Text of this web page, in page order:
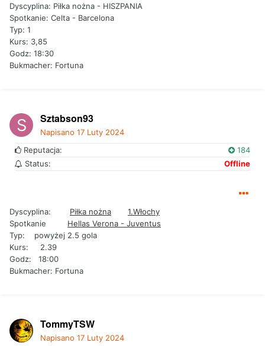
Dyscyplina: Piłka nożna - HISZPANIA
Spotkanie: Celta - Barcelona
Typ: 1
Kurs: 3,85
Godz: 18:30
Bukmacher: Fortuna
Sztabson93
Napisano 17 Luty 2024
Reputacja:
184
Status:
Offline
Dyscyplina: Piłka nożna
1.Włochy
Spotkanie
Hellas Verona - Juventus
Typ: powyżej 2.5 gola
Kurs: 2.39
Godz: 18:00
Bukmacher: Fortuna
TommyTSW
Napisano 17 Luty 2024